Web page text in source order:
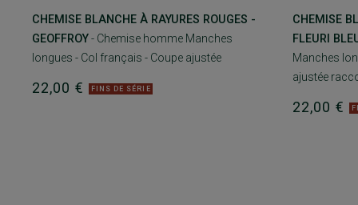
CHEMISE BLANCHE À RAYURES ROUGES -
GEOFFROY- Chemise homme Manches
longues - Col français - Coupe ajustée
22,00 € FINS DE SÉRIE
CHEMISE
FLEURI
Manches
ajustée
22,00 €